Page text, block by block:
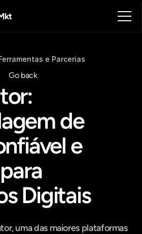
Get in touch
e Parcerias
Go back
de
e
Digitais
uma das maiores plataformas